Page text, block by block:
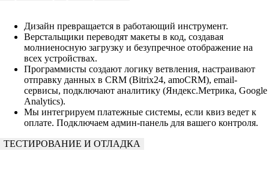
Дизайн превращается в работающий инструмент.
Верстальщики переводят макеты в код, создавая
молниеносную загрузку и безупречное отображение на
всех устройствах.
Программисты создают логику ветвления, настраивают
отправку данных в CRM (Bitrix24, amoCRM), email-
сервисы, подключают аналитику (Яндекс.Метрика, Google
Analytics).
Мы интегрируем платежные системы, если квиз ведет к
оплате. Подключаем админ-панель для вашего контроля.
ТЕСТИРОВАНИЕ И ОТЛАДКА